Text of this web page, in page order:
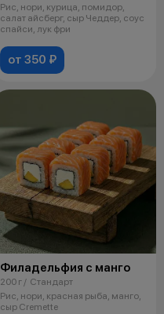
Рис, нори, курица, помидор,
салат айсберг, сыр Чеддер, соус
спайси, лук фри
от 350 ₽
Филадельфия с манго
200 г / Стандарт
Рис, нори, красная рыба, манго,
сыр Cremette